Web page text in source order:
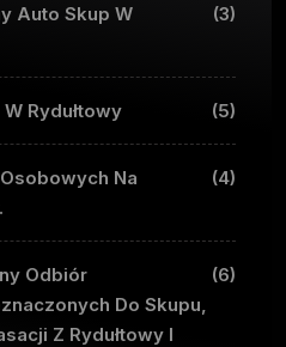
Auto Skup W
(3)
Rydułtowy (5)
Na
(4)
Odbiór
Do Skupu,
Z Rydułtowy I
(6)